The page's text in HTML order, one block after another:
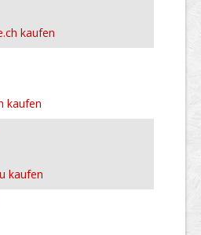
kaufen
kaufen
kaufen